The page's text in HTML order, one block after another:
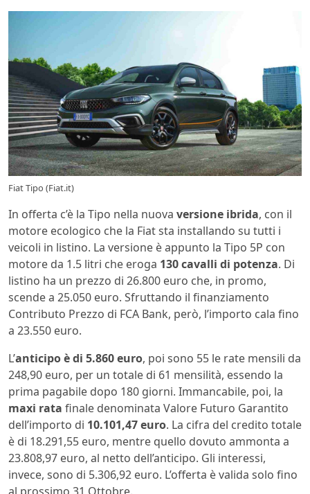
Fiat Tipo (Fiat.it)
In offerta c’è la Tipo nella nuova versione ibrida, con il
motore ecologico che la Fiat sta installando su tutti i
veicoli in listino. La versione è appunto la Tipo 5P con
motore da 1.5 litri che eroga 130 cavalli di potenza. Di
listino ha un prezzo di 26.800 euro che, in promo,
scende a 25.050 euro. Sfruttando il finanziamento
Contributo Prezzo di FCA Bank, però, l’importo cala fino
a 23.550 euro.
L’anticipo è di 5.860 euro, poi sono 55 le rate mensili da
248,90 euro, per un totale di 61 mensilità, essendo la
prima pagabile dopo 180 giorni. Immancabile, poi, la
maxi rata finale denominata Valore Futuro Garantito
dell’importo di 10.101,47 euro. La cifra del credito totale
è di 18.291,55 euro, mentre quello dovuto ammonta a
23.808,97 euro, al netto dell’anticipo. Gli interessi,
invece, sono di 5.306,92 euro. L’offerta è valida solo fino